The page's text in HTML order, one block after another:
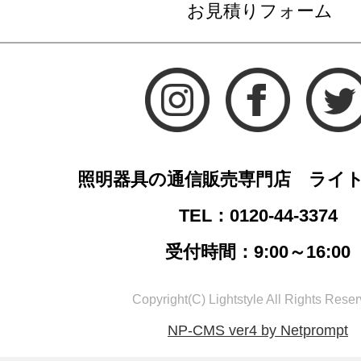
お見積りフォーム
照明器具の通信販売専門店 ライ
TEL：0120-44-3374
受付時間：9:00～16:00
Copyright(C) Lightstyle All Rights
NP-CMS ver4 by Netprompt